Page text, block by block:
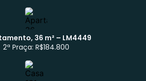
36 m² – LM4449
2ª Praça: R$184.800